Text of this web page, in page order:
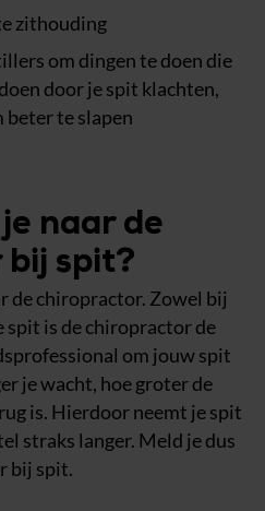
zithouding
om dingen te doen die
door je spit klachten,
beter te slapen
naar de
spit?
de chiropractor. Zowel bij
spit is de chiropractor de
om jouw spit
je wacht, hoe groter de
is. Hierdoor neemt je spit
straks langer. Meld je dus
bij spit.